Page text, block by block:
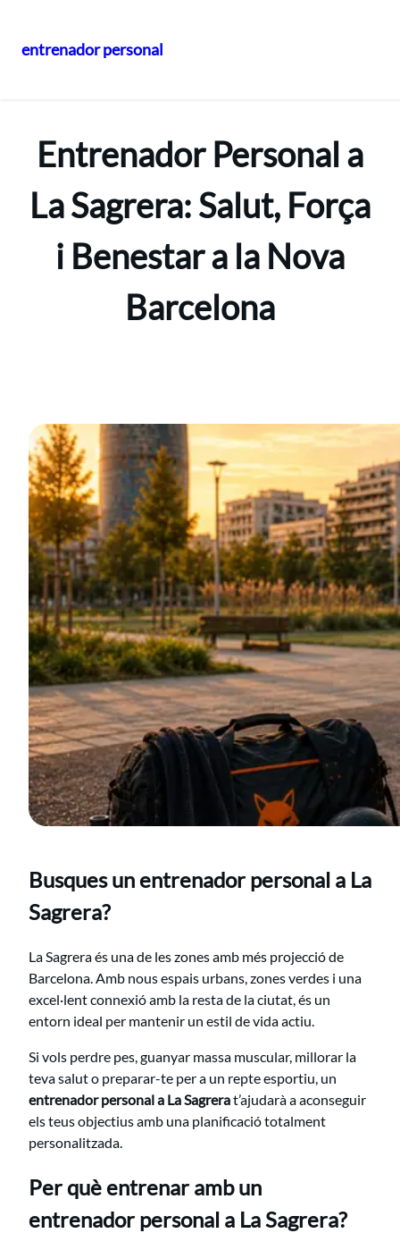
entrenador personal
Entrenador Personal a
La Sagrera: Salut, Força
i Benestar a la Nova
Barcelona
Busques un entrenador personal a La
Sagrera?
La Sagrera és una de les zones amb més projecció de
Barcelona. Amb nous espais urbans, zones verdes i una
excel·lent connexió amb la resta de la ciutat, és un
entorn ideal per mantenir un estil de vida actiu.
Si vols perdre pes, guanyar massa muscular, millorar la
teva salut o preparar-te per a un repte esportiu, un
entrenador personal a La Sagrerat’ajudarà a aconseguir
els teus objectius amb una planificació totalment
personalitzada.
Per què entrenar amb un
entrenador personal a La Sagrera?